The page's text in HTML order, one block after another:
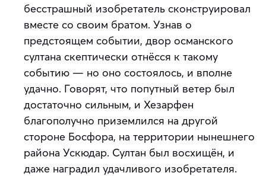
бесстрашный изобретатель сконструировал
вместе со своим братом. Узнав о
предстоящем событии, двор османского
султана скептически отнёсся к такому
событию — но оно состоялось, и вполне
удачно. Говорят, что попутный ветер был
достаточно сильным, и Хезарфен
благополучно приземлился на другой
стороне Босфора, на территории нынешнего
района Ускюдар. Султан был восхищён, и
даже наградил удачливого изобретателя.